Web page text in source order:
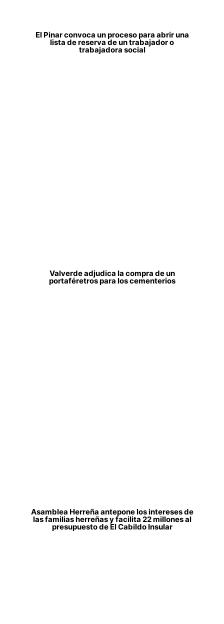
El Pinar convoca un proceso para abrir una
lista de reserva de un trabajador o
trabajadora social
Valverde adjudica la compra de un
portaféretros para los cementerios
Asamblea Herreña antepone los intereses de
las familias herreñas y facilita 22 millones al
presupuesto de El Cabildo Insular